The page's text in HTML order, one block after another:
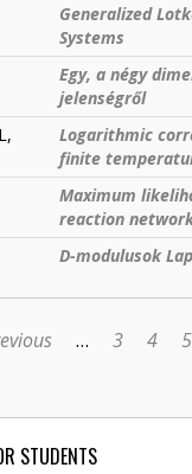
Generalized
Systems
Egy, a négy
jelenségről
Logarithmic
finite
Maximum
reaction
D-modulusok
… 3 4 5
STUDENTS